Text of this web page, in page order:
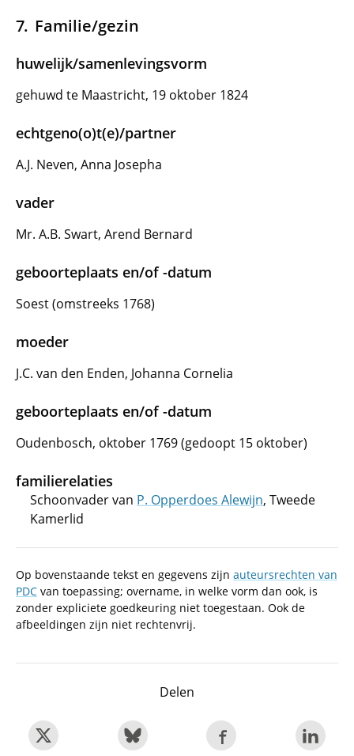
Familie/gezin
huwelijk/samenlevingsvorm
gehuwd te Maastricht, 19 oktober 1824
echtgeno(o)t(e)/partner
A.J. Neven, Anna Josepha
vader
Mr. A.B. Swart, Arend Bernard
geboorteplaats en/of -datum
Soest (omstreeks 1768)
moeder
J.C. van den Enden, Johanna Cornelia
geboorteplaats en/of -datum
Oudenbosch, oktober 1769 (gedoopt 15 oktober)
familierelaties
Schoonvader van P. Opperdoes Alewijn, Tweede
Kamerlid
Op bovenstaande tekst en gegevens zijn auteursrechten van
PDC van toepassing; overname, in welke vorm dan ook, is
zonder expliciete goedkeuring niet toegestaan. Ook de
afbeeldingen zijn niet rechtenvrij.
Delen